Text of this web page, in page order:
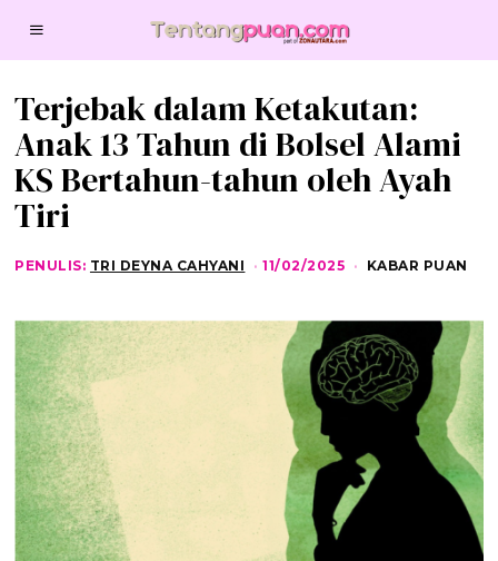
Terjebak dalam Ketakutan:
Anak 13 Tahun di Bolsel Alami
KS Bertahun-tahun oleh Ayah
Tiri
PENULIS: TRI DEYNA CAHYANI 11/02/2025
0
2
/
2
0
2
KABAR PUAN